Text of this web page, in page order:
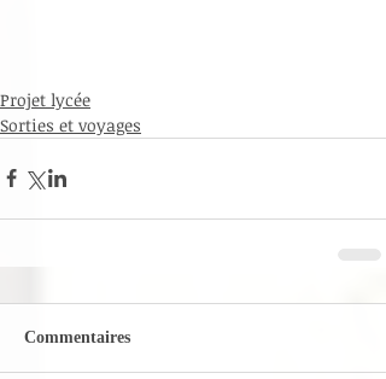
Projet lycée
Sorties et voyages
Commentaires